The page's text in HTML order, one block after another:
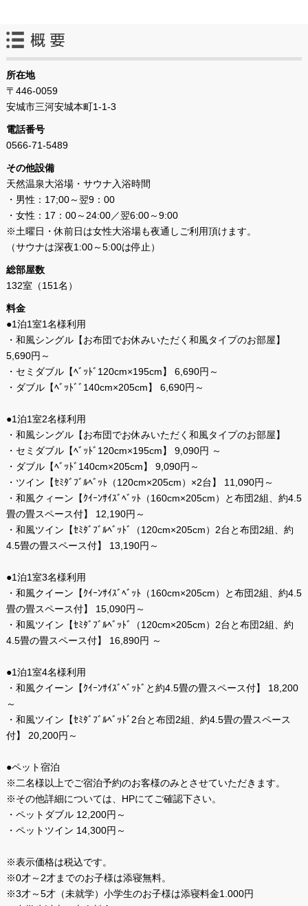
所在地
〒446-0059
安城市三河安城本町1-1-3
電話番号
0566-71-5489
その他設備
天然温泉大浴場・サウナ入浴時間
・男性：17;00～翌9：00
・女性：17：00～24:00／翌6:00～9:00
※土曜日・休前日は女性大浴場も夜通しご利用頂けます。
（サウナは深夜1:00～5:00は停止）
総部屋数
132室（151名）
料金
●1泊1室1名様利用
・和風シングル【お布団でお休みいただく和風タイプのお部屋】
5,690円～
・セミダブル【ﾍﾞｯﾄﾞ120cm×195cm】 6,690円～
・ダブル【ﾍﾞｯﾄﾞﾞ140cm×205cm】 6,690円～
●1泊1室2名様利用
・和風シングル【お布団でお休みいただく和風タイプのお部屋】
・セミダブル【ﾍﾞｯﾄﾞ120cm×195cm】 9,090円 ～
・ダブル【ﾍﾞｯﾄﾞ140cm×205cm】 9,090円～
・ツイン【ｾﾐﾀﾞﾌﾞﾙﾍﾞｯﾄ（120cm×205cm）×2台】 11,090円～
・和風クィーン【ｸｲｰﾝｻｲｽﾞﾍﾞｯﾄ（160cm×205cm）と布団2組、約4.5
畳の畳スペース付】 12,190円～
・和風ツイン【ｾﾐﾀﾞﾌﾞﾙﾍﾞｯﾄﾞ（120cm×205cm）2台と布団2組、約
4.5畳の畳スペース付】 13,190円～
●1泊1室3名様利用
・和風クイーン【ｸｲｰﾝｻｲｽﾞﾍﾞｯﾄ（160cm×205cm）と布団2組、約4.5
畳の畳スペース付】 15,090円～
・和風ツイン【ｾﾐﾀﾞﾌﾞﾙﾍﾞｯﾄﾞ（120cm×205cm）2台と布団2組、約
4.5畳の畳スペース付】 16,890円 ～
●1泊1室4名様利用
・和風クイーン【ｸｲｰﾝｻｲｽﾞﾍﾞｯﾄﾞと約4.5畳の畳スペース付】 18,200
～
・和風ツイン【ｾﾐﾀﾞﾌﾞﾙﾍﾞｯﾄﾞ2台と布団2組、約4.5畳の畳スペース
付】 20,200円～
●ペット宿泊
※二名様以上でご宿泊予約のお客様のみとさせていただきます。
※その他詳細については、HPにてご確認下さい。
・ペットダブル 12,200円～
・ペットツイン 14,300円～
※表示価格は税込です。
※0才～2才までのお子様は添寝無料。
※3才～5才（未就学）小学生のお子様は添寝料金1.000円